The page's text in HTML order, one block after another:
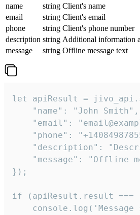
name
string Client's name
email
string Client's email
phone
string Client's phone number
description string Additional information
message
string Offline message text
let apiResult =
    "name": "John Smith",
"email":
"phone":
"description":
"message": "Offline
});
if (apiResult.result
console.log('Message